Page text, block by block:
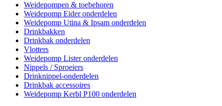
Weidepompen & toebehoren
Weidepomp Eider onderdelen
Weidepomp Utina & Ipsam onderdelen
Drinkbakken
Drinkbak onderdelen
Vlotters
Weidepomp Lister onderdelen
Nippels / Sproeiers
Drinknippel-onderdelen
Drinkbak accessoires
Weidepomp Kerbl P100 onderdelen